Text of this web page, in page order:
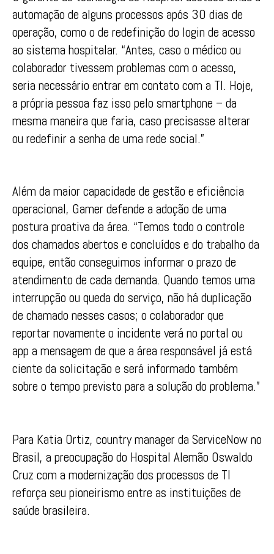
automação de alguns processos após 30 dias de
operação, como o de redefinição do login de acesso
ao sistema hospitalar. “Antes, caso o médico ou
colaborador tivessem problemas com o acesso,
seria necessário entrar em contato com a TI. Hoje,
a própria pessoa faz isso pelo smartphone – da
mesma maneira que faria, caso precisasse alterar
ou redefinir a senha de uma rede social.”
Além da maior capacidade de gestão e eficiência
operacional, Gamer defende a adoção de uma
postura proativa da área. “Temos todo o controle
dos chamados abertos e concluídos e do trabalho da
equipe, então conseguimos informar o prazo de
atendimento de cada demanda. Quando temos uma
interrupção ou queda do serviço, não há duplicação
de chamado nesses casos; o colaborador que
reportar novamente o incidente verá no portal ou
app a mensagem de que a área responsável já está
ciente da solicitação e será informado também
sobre o tempo previsto para a solução do problema.”
Para Katia Ortiz, country manager da ServiceNow no
Brasil, a preocupação do Hospital Alemão Oswaldo
Cruz com a modernização dos processos de TI
reforça seu pioneirismo entre as instituições de
saúde brasileira.